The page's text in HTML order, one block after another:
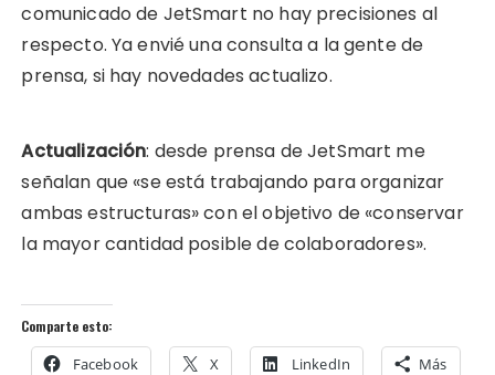
comunicado de JetSmart no hay precisiones al
respecto. Ya envié una consulta a la gente de
prensa, si hay novedades actualizo.
Actualización: desde prensa de JetSmart me
señalan que «se está trabajando para organizar
ambas estructuras» con el objetivo de «conservar
la mayor cantidad posible de colaboradores».
Comparte esto:
Facebook X LinkedIn Más